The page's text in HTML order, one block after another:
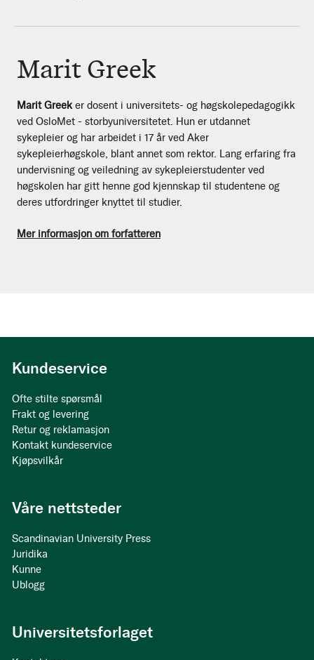
Marit Greek
Marit Greeker dosent i universitets- og høgskolepedagogikk
ved OsloMet - storbyuniversitetet. Hun er utdannet
sykepleier og har arbeidet i 17 år ved Aker
sykepleierhøgskole, blant annet som rektor. Lang erfaring fra
undervisning og veiledning av sykepleierstudenter ved
høgskolen har gitt henne god kjennskap til studentene og
deres utfordringer knyttet til studier.
Mer informasjon om forfatteren
Kundeservice
Ofte stilte spørsmål
Frakt og levering
Retur og reklamasjon
Kontakt kundeservice
Kjøpsvilkår
Våre nettsteder
Scandinavian University Press
Juridika
Kunne
Ublogg
Universitetsforlaget